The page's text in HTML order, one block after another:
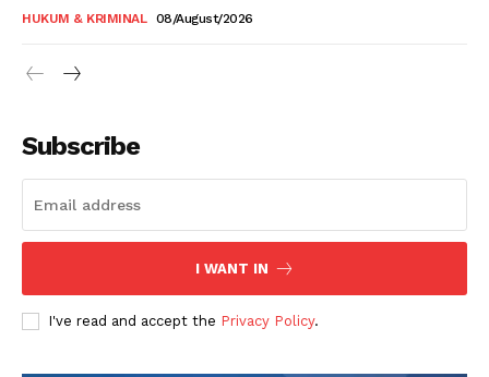
HUKUM & KRIMINAL 08/August/2026
Subscribe
I WANT IN
I've read and accept the Privacy Policy.